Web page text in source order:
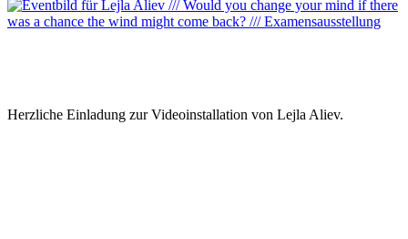
Herzliche Einladung zur Videoinstallation von Lejla Aliev.